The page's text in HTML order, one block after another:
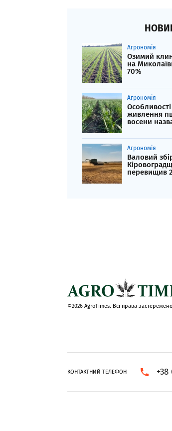
Агрономія
Озимий
на
70%
Агрономія
живлення
восени
Агрономія
Валовий
перевищив
©2026 AgroTimes. Всі права
КОНТАКТНИЙ ТЕЛЕФОН